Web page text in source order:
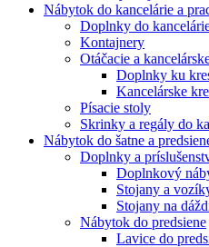
Nábytok do kancelárie a
Doplnky do
Kontajnery
Otáčacie a
Doplnky ku
Kancelárske
Písacie stoly
Skrinky a regály do
Nábytok do šatne a
Doplnky a
Doplnkový
Stojany a
Stojany na
Nábytok do predsiene
Lavice do